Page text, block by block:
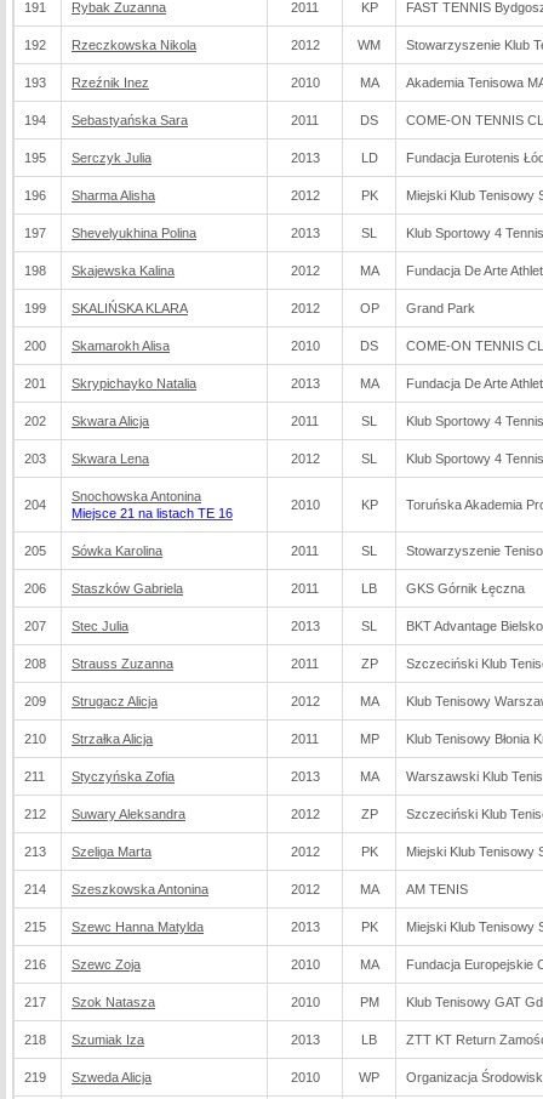
191 Rybak Zuzanna 2011 KP FAST TENNIS
192 Rzeczkowska Nikola 2012 WM Stowarzyszenie Klub
193 Rzeźnik Inez 2010 MA Akademia Tenisowa
194 Sebastyańska Sara 2011 DS COME-ON TENNIS
195 Serczyk Julia 2013 LD Fundacja Eurotenis
196 Sharma Alisha 2012 PK Miejski Klub Tenisowy
197 Shevelyukhina Polina 2013 SL Klub Sportowy 4 Tennis
198 Skajewska Kalina 2012 MA Fundacja De Arte
199 SKALIŃSKA KLARA 2012 OP Grand Park
200 Skamarokh Alisa 2010 DS COME-ON TENNIS
201 Skrypichayko Natalia 2013 MA Fundacja De Arte
202 Skwara Alicja 2011 SL Klub Sportowy 4 Tennis
203 Skwara Lena 2012 SL Klub Sportowy 4 Tennis
204
Snochowska Antonina
Miejsce 21 na listach TE 16
2010 KP Toruńska Akademia
205 Sówka Karolina 2011 SL Stowarzyszenie
206 Staszków Gabriela 2011 LB GKS Górnik Łęczna
207 Stec Julia 2013 SL BKT Advantage
208 Strauss Zuzanna 2011 ZP Szczeciński Klub
209 Strugacz Alicja 2012 MA Klub Tenisowy
210 Strzałka Alicja 2011 MP Klub Tenisowy Błonia
211 Styczyńska Zofia 2013 MA Warszawski Klub
212 Suwary Aleksandra 2012 ZP Szczeciński Klub
213 Szeliga Marta 2012 PK Miejski Klub Tenisowy
214 Szeszkowska Antonina 2012 MA AM TENIS
215 Szewc Hanna Matylda 2013 PK Miejski Klub Tenisowy
216 Szewc Zoja 2010 MA Fundacja Europejskie
217 Szok Natasza 2010 PM Klub Tenisowy GAT
218 Szumiak Iza 2013 LB ZTT KT Return
219 Szweda Alicja 2010 WP Organizacja